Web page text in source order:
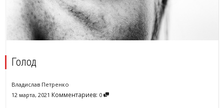
Голод
Владислав Петренко
12 марта, 2021 Комментариев: 0